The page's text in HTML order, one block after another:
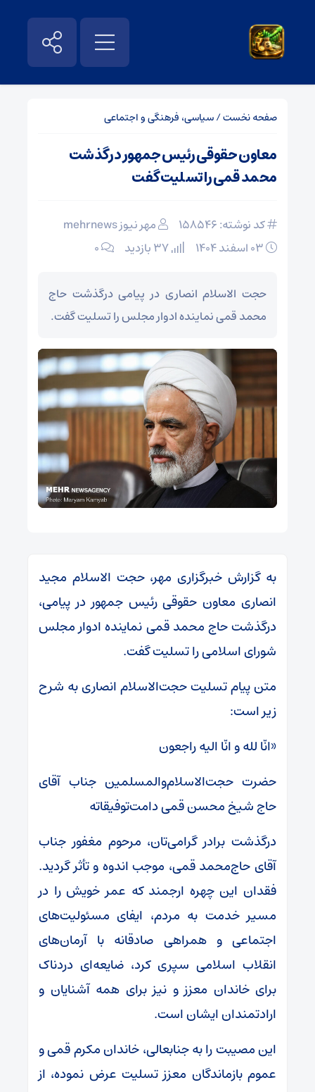
صفحه نخست/سیاسی، فرهنگی و اجتماعی
معاون حقوقی رئیس جمهور درگذشت
محمد قمی را تسلیت گفت
کد نوشته: 158546
مهر نیوز mehrnews
۰
حجت الاسلام انصاری در پیامی درگذشت حاج
محمد قمی نماینده ادوار مجلس را تسلیت گفت.
به گزارش خبرگزاری مهر، حجت الاسلام مجید
انصاری معاون حقوقی رئیس جمهور در پیامی،
درگذشت حاج محمد قمی نماینده ادوار مجلس
شورای اسلامی را تسلیت گفت.
متن پیام تسلیت حجت‌الاسلام‌ انصاری به شرح
زیر است:
«انّا لله و انّا الیه راجعون
حضرت حجت‌الاسلام‌والمسلمین جناب آقای
حاج شیخ محسن قمی دامت‌توفیقاته
درگذشت برادر گرامی‌تان، مرحوم مغفور جناب
آقای حاج‌محمد قمی، موجب اندوه و تأثر گردید.
فقدان این چهره ارجمند که عمر خویش را در
مسیر خدمت به مردم، ایفای مسئولیت‌های
اجتماعی و همراهی صادقانه با آرمان‌های
انقلاب اسلامی سپری کرد، ضایعه‌ای دردناک
برای خاندان معزز و نیز برای همه آشنایان و
ارادتمندان ایشان است.
این مصیبت را به جنابعالی، خاندان مکرم قمی و
عموم بازماندگان معزز تسلیت عرض نموده، از